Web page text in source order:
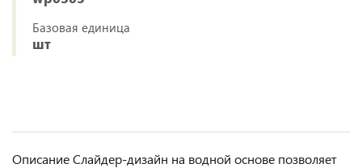
Базовая единица
шт
Описание Слайдер-дизайн на водной основе позволяет